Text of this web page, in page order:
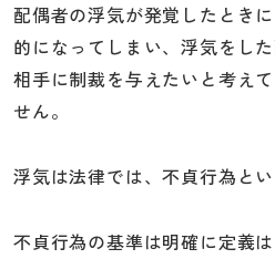
配偶者の浮気が発覚したとき
的になってしまい、浮気をし
相手に制裁を与えたいと考え
せん。
浮気は法律では、不貞行為とい
不貞行為の基準は明確に定義